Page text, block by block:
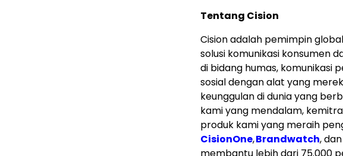
Tentang Cision
Cision adalah pemimpin
solusi komunikasi konsumen
di bidang humas, komunikasi
sosial dengan alat yang
keunggulan di dunia yang
kami yang mendalam,
produk kami yang meraih
CisionOne,Brandwatch, dan